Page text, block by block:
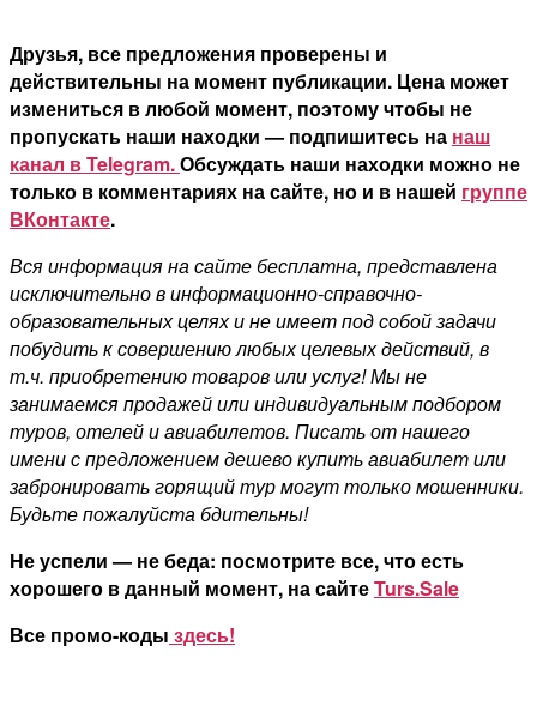
Друзья, все предложения проверены и
действительны на момент публикации. Цена может
измениться в любой момент, поэтому чтобы не
пропускать наши находки — подпишитесь на наш
канал в Telegram.Обсуждать наши находки можно не
только в комментариях на сайте, но и в нашей группе
ВКонтакте.
Вся информация на сайте бесплатна, представлена
исключительно в информационно-справочно-
образовательных целях и не имеет под собой задачи
побудить к совершению любых целевых действий, в
т.ч. приобретению товаров или услуг! Мы не
занимаемся продажей или индивидуальным подбором
туров, отелей и авиабилетов. Писать от нашего
имени с предложением дешево купить авиабилет или
забронировать горящий тур могут только мошенники.
Будьте пожалуйста бдительны!
Не успели — не беда: посмотрите все, что есть
хорошего в данный момент, на сайтеTurs.Sale
Все промо-коды здесь!